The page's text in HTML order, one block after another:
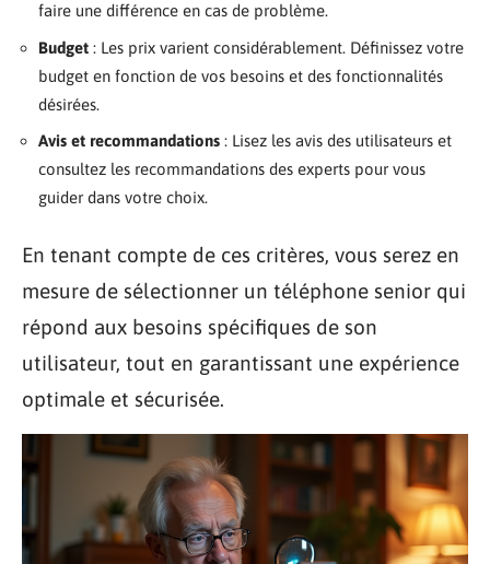
faire une différence en cas de problème.
Budget : Les prix varient considérablement. Définissez votre
budget en fonction de vos besoins et des fonctionnalités
désirées.
Avis et recommandations : Lisez les avis des utilisateurs et
consultez les recommandations des experts pour vous
guider dans votre choix.
En tenant compte de ces critères, vous serez en
mesure de sélectionner un téléphone senior qui
répond aux besoins spécifiques de son
utilisateur, tout en garantissant une expérience
optimale et sécurisée.